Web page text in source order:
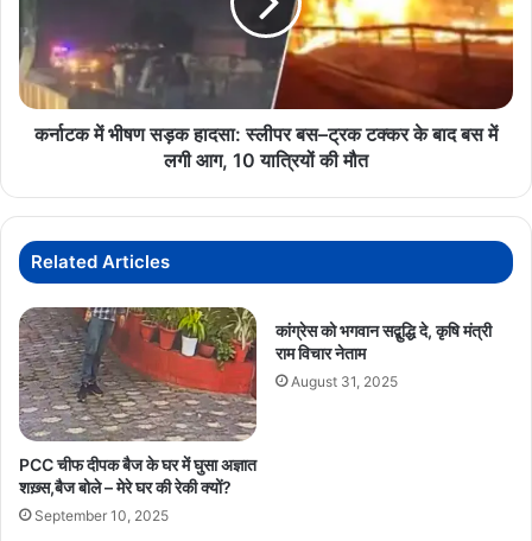
स्लीपर
बस–
ट्रक
टक्कर
आग,
10
यात्रियों
की
मौत
कर्नाटक में भीषण सड़क हादसा: स्लीपर बस–ट्रक टक्कर के बाद बस में
लगी आग, 10 यात्रियों की मौत
Related Articles
PCC चीफ दीपक बैज के घर में घुसा अज्ञात
शख़्स,बैज बोले – मेरे घर की रेकी क्यों?
September 10, 2025
कांग्रेस को भगवान सद्बुद्धि दे, कृषि मंत्री
राम विचार नेताम
August 31, 2025